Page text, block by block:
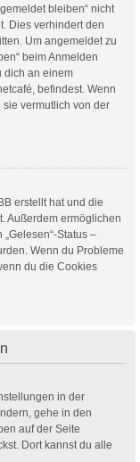
bleiben“ nicht
Dies verhindert den
Um angemeldet zu
beim Anmelden
dich an einem
befindest. Wenn
vermutlich von der
erstellt hat und die
Außerdem ermöglichen
Status –
Wenn du Probleme
du die Cookies
in der
gehe in den
auf der Seite
Dort kannst du alle